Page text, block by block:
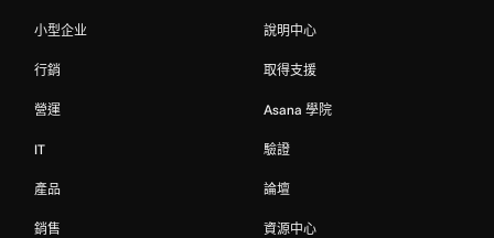
小型企业
行銷
營運
IT
產品
銷售
說明中心
取得支援
Asana 學院
驗證
論壇
資源中心